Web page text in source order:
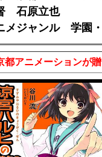
石原立也
メジャンル 学園
都アニメーションが